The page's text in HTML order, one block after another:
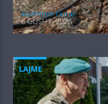
Kushtrim Guraj
6 GUSHT, 2026
LAJME